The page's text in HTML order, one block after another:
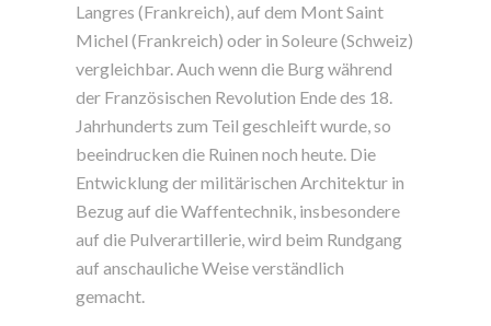
Langres (Frankreich), auf dem Mont Saint
Michel (Frankreich) oder in Soleure (Schweiz)
vergleichbar. Auch wenn die Burg während
der Französischen Revolution Ende des 18.
Jahrhunderts zum Teil geschleift wurde, so
beeindrucken die Ruinen noch heute. Die
Entwicklung der militärischen Architektur in
Bezug auf die Waffentechnik, insbesondere
auf die Pulverartillerie, wird beim Rundgang
auf anschauliche Weise verständlich
gemacht.